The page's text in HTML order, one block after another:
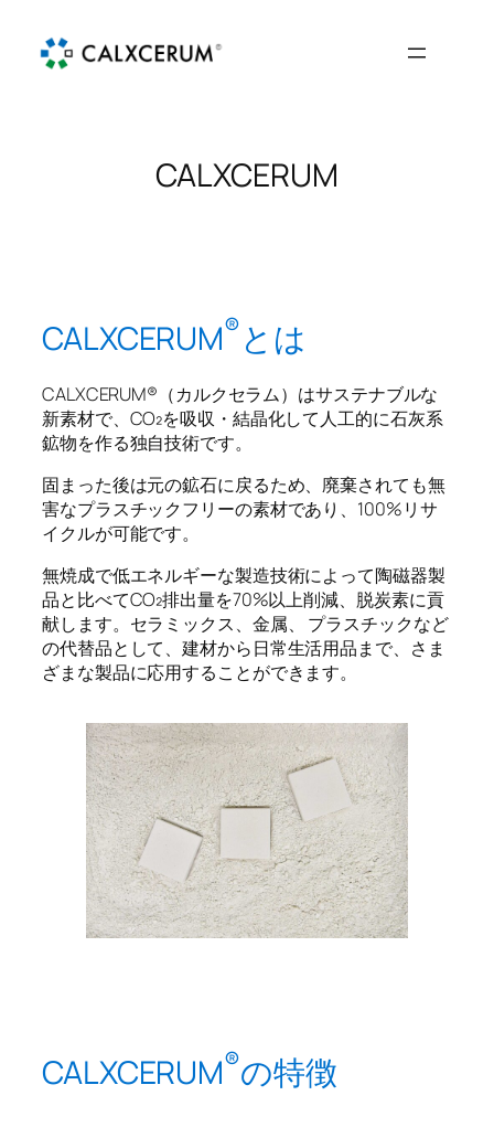
CALXCERUM
CALXCERUM®︎とは
CALXCERUM®（カルクセラム）はサステナブルな
新素材で、CO₂を吸収・結晶化して人工的に石灰系
鉱物を作る独自技術です。
固まった後は元の鉱石に戻るため、廃棄されても無
害なプラスチックフリーの素材であり、100%リサ
イクルが可能です。
無焼成で低エネルギーな製造技術によって陶磁器製
品と比べてCO₂排出量を70%以上削減、脱炭素に貢
献します。セラミックス、金属、 プラスチックなど
の代替品として、建材から日常生活用品まで、さま
ざまな製品に応用することができます。
CALXCERUM®︎の特徴